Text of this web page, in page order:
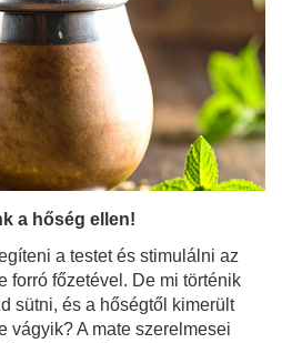
a hőség ellen!
a testet és stimulálni az
forró főzetével. De mi történik
sütni, és a hőségtől kimerült
vágyik? A mate szerelmesei